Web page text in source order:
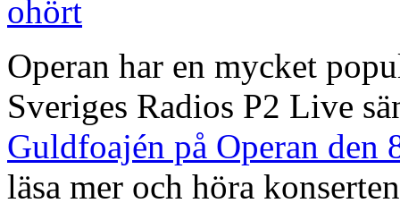
Operan har en mycket
Sveriges Radios P2 Live
Guldfoajén på Operan den
läsa mer och höra